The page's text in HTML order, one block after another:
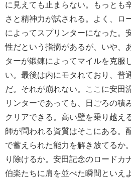
に見えても止まらない。もっとも
さと精神力が試される。よく、ロ
によってスプリンターになった。
性だという指摘があるが、いや、
ターが鍛錬によってマイルを克服
い。最後は内にモタれており、普
だ。それが崩れない。ここに安田
リンターであっても、日ごろの積
クリアできる。高い壁を乗り越え
師が問われる資質はそこにある。
で蓄えられた能力を解き放てるか
り除けるか。安田記念のロードカ
伯楽たちに肩を並べた瞬間といえ